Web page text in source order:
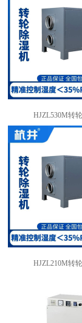
HJZL530M转
HJZL210M转